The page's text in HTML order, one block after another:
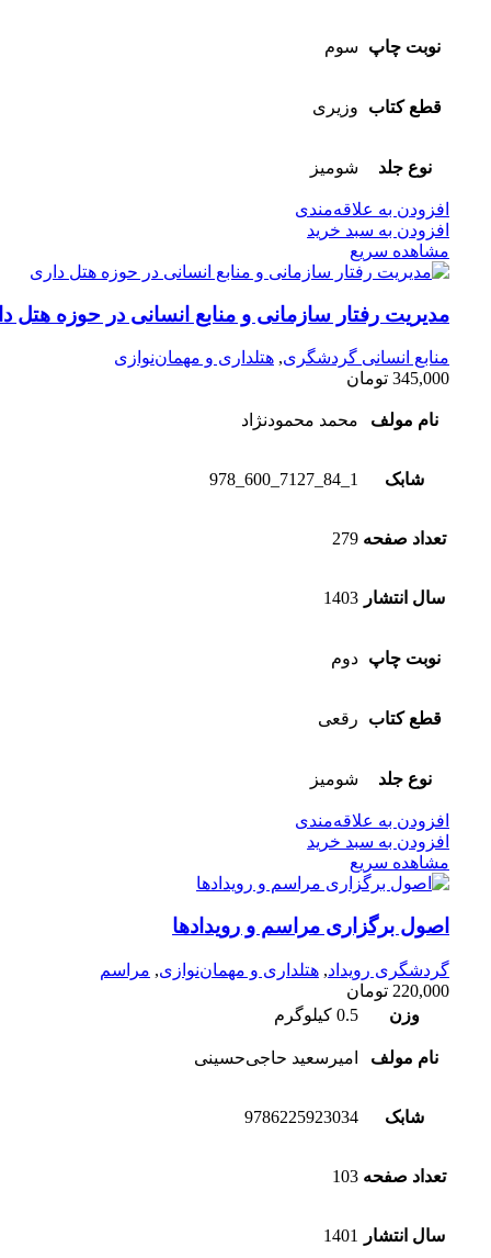
نوبت چاپ سوم
قطع کتاب وزیری
نوع جلد شومیز
افزودن به علاقه‌مندی
افزودن به سبد خرید
مشاهده سریع
مدیریت رفتار سازمانی و منابع انسانی در حوزه هتل
منابع انسانی گردشگری, هتلداری و مهمان‌نوازی
345,000 تومان
نام مولف محمد محمودنژاد
شابک 1_84_7127_600_978
تعداد صفحه 279
سال انتشار 1403
نوبت چاپ دوم
قطع کتاب رقعی
نوع جلد شومیز
افزودن به علاقه‌مندی
افزودن به سبد خرید
مشاهده سریع
اصول برگزاری مراسم و رویدادها
گردشگری رویداد, هتلداری و مهمان‌نوازی, مراسم
220,000 تومان
وزن
0.5 کیلوگرم
نام مولف امیرسعید حاجی‌حسینی
شابک 9786225923034
تعداد صفحه 103
سال انتشار 1401